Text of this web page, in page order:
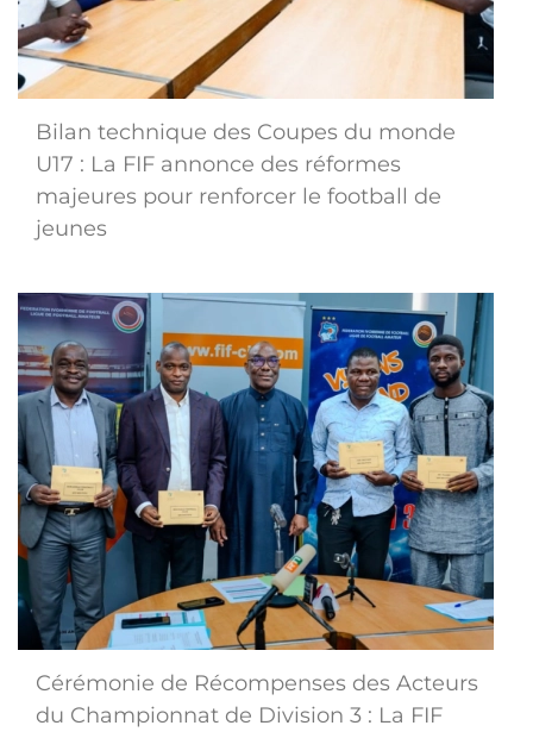
Bilan technique des Coupes du monde
U17 : La FIF annonce des réformes
majeures pour renforcer le football de
jeunes
Cérémonie de Récompenses des Acteurs
du Championnat de Division 3 : La FIF